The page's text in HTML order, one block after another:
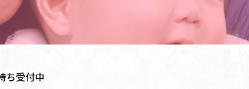
ち受付中